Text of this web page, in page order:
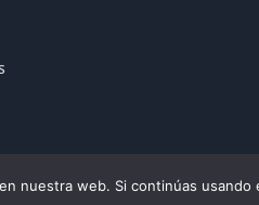
de Privacidad|Condiciones
nuestra web. Si continúas